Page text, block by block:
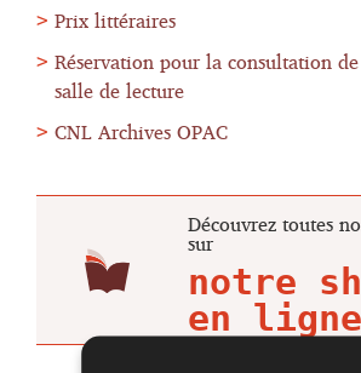
Prix littéraires
Réservation pour la consultation
salle de lecture
CNL Archives OPAC
Découvrez toutes
sur